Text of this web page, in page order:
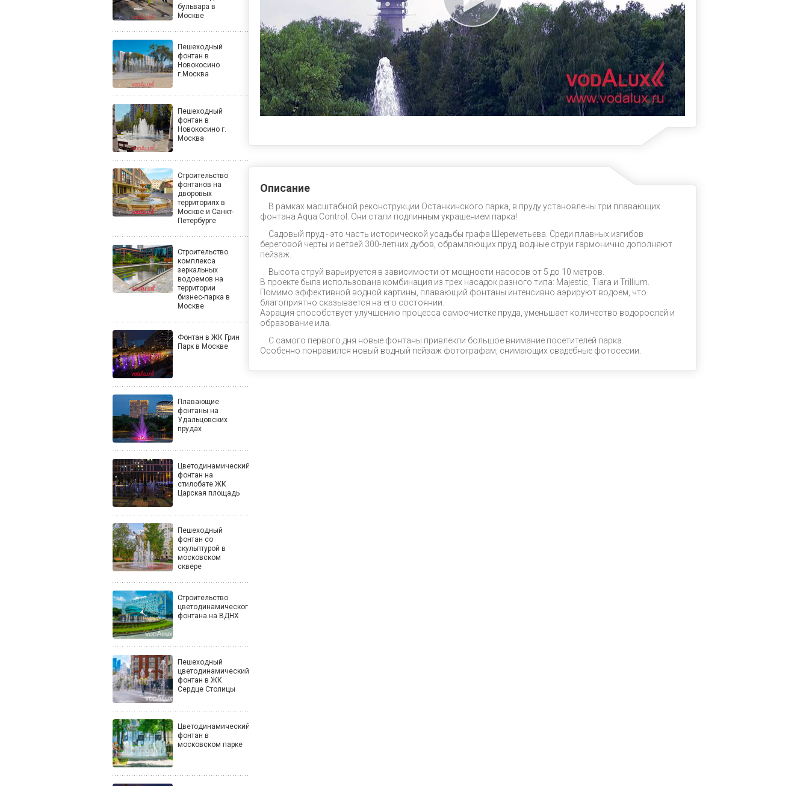
Описание
В рамках масштабной реконструкции Останкинского парка, в пруду установлены три плавающих
фонтана Aqua Control. Они стали подлинным украшением парка!
Садовый пруд - это часть исторической усадьбы графа Шереметьева. Cреди плавных изгибов
береговой черты и ветвей 300-летних дубов, обрамляющих пруд, водные струи гармонично дополняют
пейзаж.
Высота струй варьируется в зависимости от мощности насосов от 5 до 10 метров.
В проекте была использована комбинация из трех насадок разного типа: Majestic, Tiara и Trillium.
Помимо эффективной водной картины, плавающий фонтаны интенсивно аэрируют водоем, что
благоприятно сказывается на его состоянии.
Аэрация способствует улучшению процесса самоочистке пруда, уменьшает количество водорослей и
образование ила.
С самого первого дня новые фонтаны привлекли большое внимание посетителей парка.
Особенно понравился новый водный пейзаж фотографам, снимающих свадебные фотосесии.
бульвара в
Москве
Пешеходный
фонтан в
Новокосино
г.Москва
Пешеходный
фонтан в
Новокосино г.
Москва
Строительство
фонтанов на
дворовых
территориях в
Москве и Санкт-
Петербурге
Строительство
комплекса
зеркальных
водоемов на
территории
бизнес-парка в
Москве
Фонтан в ЖК Грин
Парк в Москве
Плавающие
фонтаны на
Удальцовских
прудах
Цветодинамический
фонтан на
стилобате ЖК
Царская площадь
Пешеходный
фонтан со
скульптурой в
московском
сквере
Строительство
цветодинамического
фонтана на ВДНХ
Пешеходный
цветодинамический
фонтан в ЖК
Сердце Столицы
Цветодинамический
фонтан в
московском парке